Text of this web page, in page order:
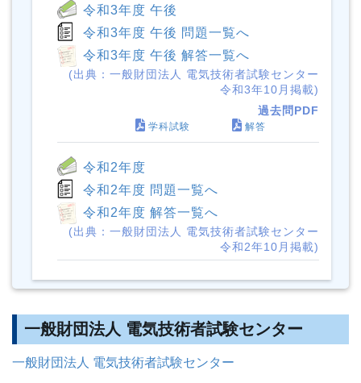
令和3年度 午後
令和3年度 午後 問題一覧へ
令和3年度 午後 解答一覧へ
(出典：一般財団法人 電気技術者試験センター
令和3年10月掲載)
過去問PDF
学科試験 解答
令和2年度
令和2年度 問題一覧へ
令和2年度 解答一覧へ
(出典：一般財団法人 電気技術者試験センター
令和2年10月掲載)
一般財団法人 電気技術者試験センター
一般財団法人 電気技術者試験センター